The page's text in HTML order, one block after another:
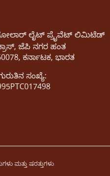
ಲೈಟ್ ಪ್ರೈವೆಟ್ ಲಿಮಿಟೆಡ್
ಜೆಪಿ ನಗರ ಹಂತ
ಕರ್ನಾಟಕ, ಭಾರತ
ಸಂಖ್ಯೆ:
ಮತ್ತು ಷರತ್ತುಗಳು